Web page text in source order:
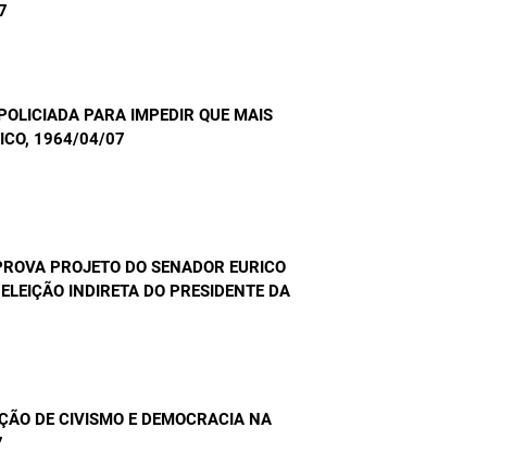
PARA IMPEDIR QUE MAIS
, 1964/04/07
PROJETO DO SENADOR EURICO
INDIRETA DO PRESIDENTE DA
DE CIVISMO E DEMOCRACIA NA